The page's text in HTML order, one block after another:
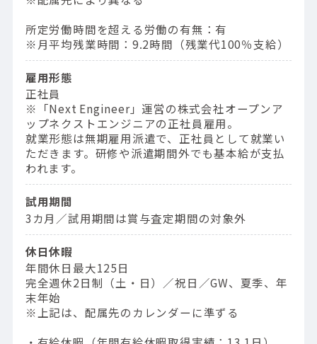
所定労働時間を超える労働の有無：有
※月平均残業時間：9.2時間（残業代100％支給）
雇用形態
正社員
※「Next Engineer」運営の株式会社オープンア
ップネクストエンジニアの正社員雇用。
就業形態は無期雇用派遣で、正社員として就業い
ただきます。研修や派遣期間外でも基本給が支払
われます。
試用期間
3カ月／試用期間は賞与査定期間の対象外
休日休暇
年間休日最大125日
完全週休2日制（土・日）／祝日／GW、夏季、年
末年始
※上記は、配属先のカレンダーに準ずる